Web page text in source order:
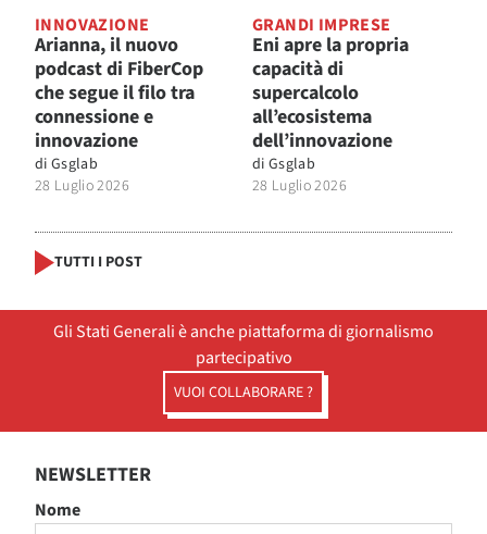
INNOVAZIONE
Arianna, il nuovo
podcast di FiberCop
che segue il filo tra
connessione e
innovazione
di Gsglab
28 Luglio 2026
GRANDI IMPRESE
Eni apre la propria
capacità di
supercalcolo
all’ecosistema
dell’innovazione
di Gsglab
28 Luglio 2026
TUTTI I POST
Gli Stati Generali è anche piattaforma di giornalismo
partecipativo
VUOI COLLABORARE ?
NEWSLETTER
Nome